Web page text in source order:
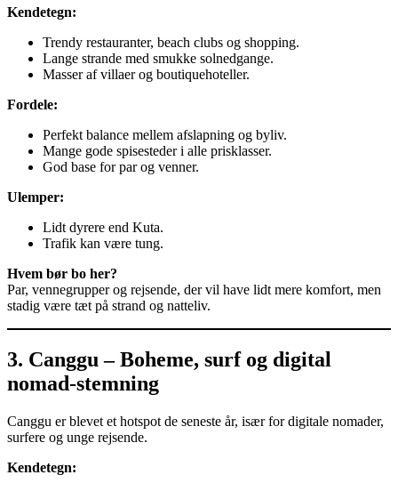
Kendetegn:
Trendy restauranter, beach clubs og shopping.
Lange strande med smukke solnedgange.
Masser af villaer og boutiquehoteller.
Fordele:
Perfekt balance mellem afslapning og byliv.
Mange gode spisesteder i alle prisklasser.
God base for par og venner.
Ulemper:
Lidt dyrere end Kuta.
Trafik kan være tung.
Hvem bør bo her?
Par, vennegrupper og rejsende, der vil have lidt mere komfort, men
stadig være tæt på strand og natteliv.
3. Canggu – Boheme, surf og digital
nomad-stemning
Canggu er blevet et hotspot de seneste år, især for digitale nomader,
surfere og unge rejsende.
Kendetegn: